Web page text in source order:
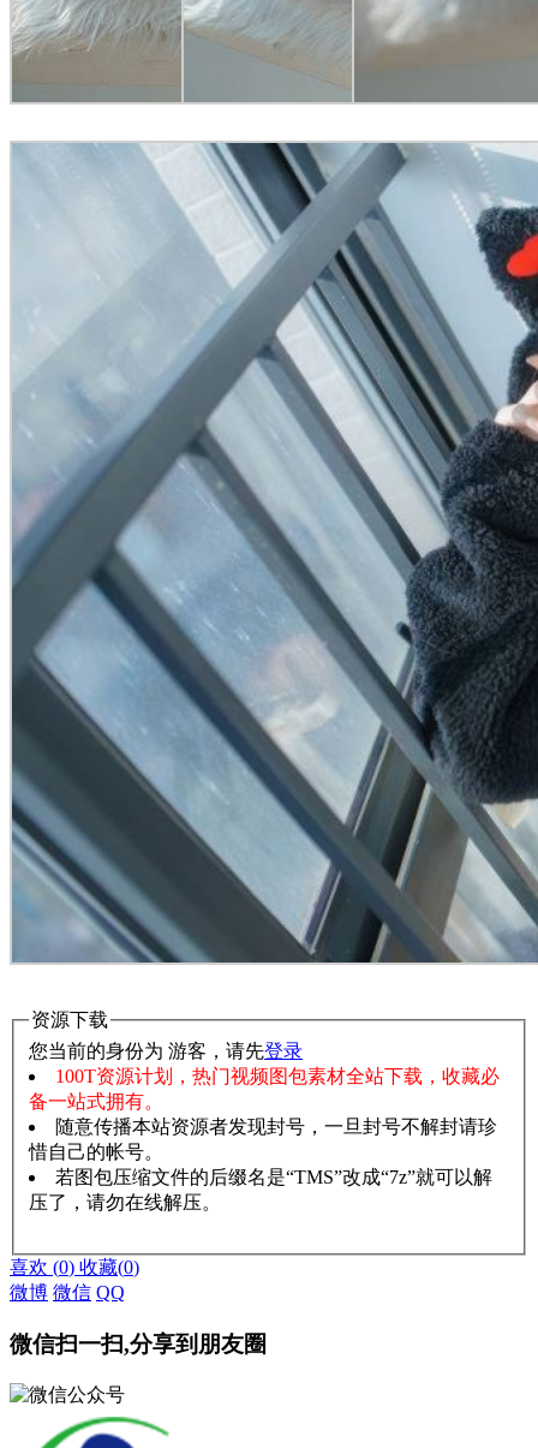
资源下载
您当前的身份为 游客，请先登录
100T资源计划，热门视频图包素材全站下载，收藏必
备一站式拥有。
随意传播本站资源者发现封号，一旦封号不解封请珍
惜自己的帐号。
若图包压缩文件的后缀名是“TMS”改成“7z”就可以解
压了，请勿在线解压。
喜欢 (0) 收藏(0)
微博 微信 QQ
微信扫一扫,分享到朋友圈